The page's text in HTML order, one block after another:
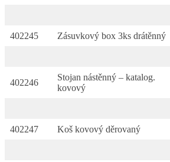
402245 Zásuvkový box 3ks drátěnný
402246
Stojan nástěnný – katalog.
kovový
402247 Koš kovový děrovaný